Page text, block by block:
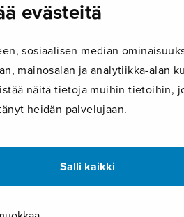
evästeitä
sosiaalisen median
mainosalan ja analytiikka-alan
näitä tietoja muihin tietoihin,
heidän palvelujaan.
Salli kaikki